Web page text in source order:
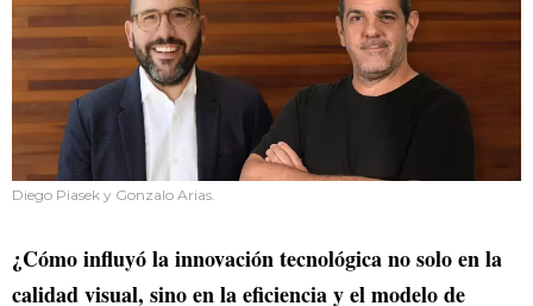
Diego Piasek y Gonzalo Arias.
¿Cómo influyó la innovación tecnológica no solo en la
calidad visual, sino en la eficiencia y el modelo de